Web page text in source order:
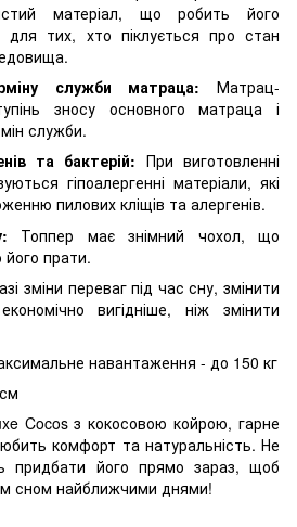
матеріал, що робить його
для тих, хто піклується про стан
служби матраца: Матрац-
зносу основного матраца і
служби.
та бактерій: При виготовленні
гіпоалергенні матеріали, які
пилових кліщів та алергенів.
Топпер має знімний чохол, що
його прати.
зміни переваг під час сну, змінити
вигідніше, ніж змінити
навантаження - до 150 кг
Cocos з кокосовою койрою, гарне
комфорт та натуральність. Не
придбати його прямо зараз, щоб
сном найближчими днями!